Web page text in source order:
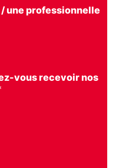
une professionnelle
vous recevoir nos